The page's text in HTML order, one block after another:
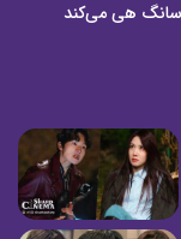
سانگ هی می‌کند